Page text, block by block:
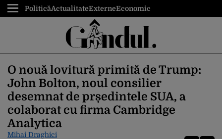
PoliticăActualitateExterneEconomic
O nouă lovitură primită de Trump:
John Bolton, noul consilier
desemnat de prședintele SUA, a
colaborat cu firma Cambridge
Analytica
Mihai Draghici